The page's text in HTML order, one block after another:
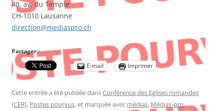
40, av. du Temple
CH-1010 Lausanne
direction@mediaspro.ch
Partager :
E-mail
Imprimer
Cette entrée a été publiée dansConférence des Eglises romandes
(CER), Postes pourvus, et marquée avec médias, Médias-pro,